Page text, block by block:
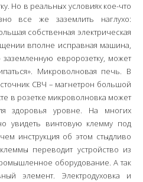
Но в реальных условиях кое-что
все же заземлить наглухо:
собственная электрическая
вполне исправная машина,
евророзетку, может
Микроволновая печь. В
СВЧ – магнетрон большой
в розетке микроволновка может
здоровья уровне. На многих
увидеть винтовую клемму под
инструкция об этом стыдливо
переводит устройство из
оборудование. А так
элемент. Электродуховка и